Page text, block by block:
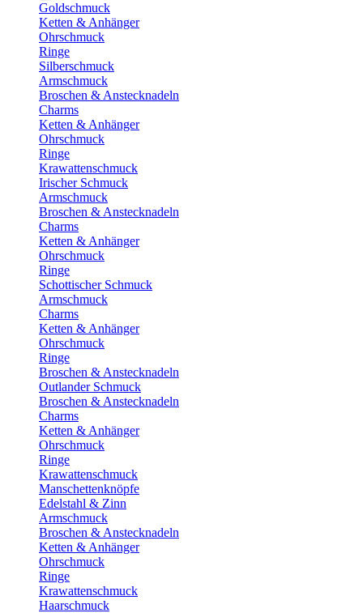
Goldschmuck
Ketten & Anhänger
Ohrschmuck
Ringe
Silberschmuck
Armschmuck
Broschen & Anstecknadeln
Charms
Ketten & Anhänger
Ohrschmuck
Ringe
Krawattenschmuck
Irischer Schmuck
Armschmuck
Broschen & Anstecknadeln
Charms
Ketten & Anhänger
Ohrschmuck
Ringe
Schottischer Schmuck
Armschmuck
Charms
Ketten & Anhänger
Ohrschmuck
Ringe
Broschen & Anstecknadeln
Outlander Schmuck
Broschen & Anstecknadeln
Charms
Ketten & Anhänger
Ohrschmuck
Ringe
Krawattenschmuck
Manschettenknöpfe
Edelstahl & Zinn
Armschmuck
Broschen & Anstecknadeln
Ketten & Anhänger
Ohrschmuck
Ringe
Krawattenschmuck
Haarschmuck